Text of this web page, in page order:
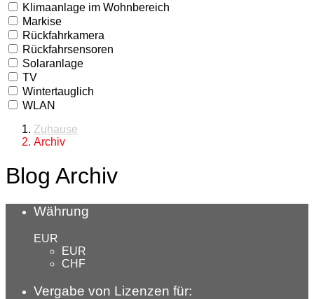
Klimaanlage im Wohnbereich
Markise
Rückfahrkamera
Rückfahrsensoren
Solaranlage
TV
Wintertauglich
WLAN
Zuhause
Archiv
Blog Archiv
Währung
EUR
EUR
CHF
Vergabe von Lizenzen für: